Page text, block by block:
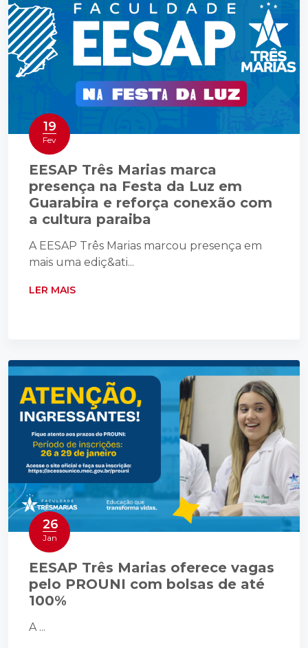
19
Fev
EESAP Três Marias marca
presença na Festa da Luz em
Guarabira e reforça conexão com
a cultura paraiba
A EESAP Três Marias marcou presença em
mais uma ediç&ati...
LER MAIS
26
Jan
EESAP Três Marias oferece vagas
pelo PROUNI com bolsas de até
100%
A ...